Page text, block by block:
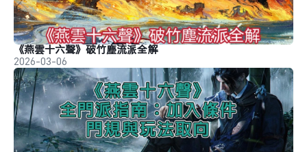
《燕雲十六聲》破竹塵流派全解
2026-03-06